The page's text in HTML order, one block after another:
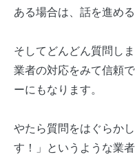
ある場合は、話を進め
そしてどんどん質問しま
業者の対応をみて信頼
ーにもなります。
やたら質問をはぐらか
す！」というような業